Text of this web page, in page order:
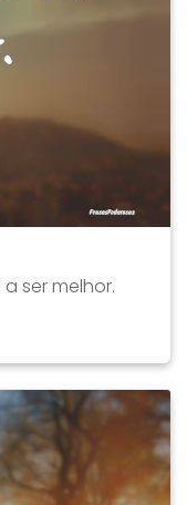
ser melhor.